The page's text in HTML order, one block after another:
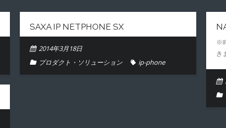
SAXA IP NETPHONE SX
2014年3月18日
プロダクト・ソリューション
ip-phone
き